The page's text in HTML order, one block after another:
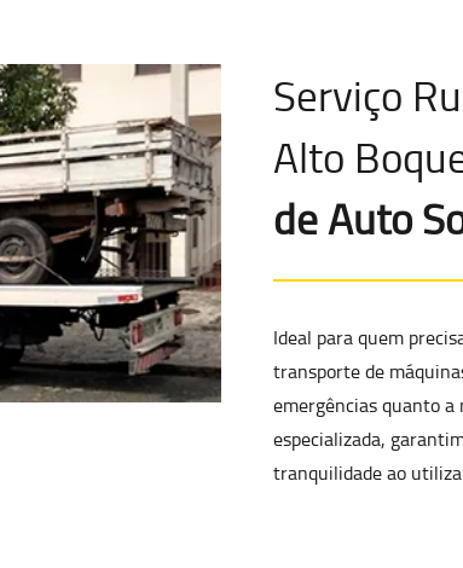
Serviço
Alto
de Auto
Ideal para quem
transporte de
emergências quanto a
especializada,
tranquilidade ao